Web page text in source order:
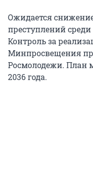
Ожидается
преступлений
Контроль за
Минпросвещения
Росмолодежи. План
2036 года.